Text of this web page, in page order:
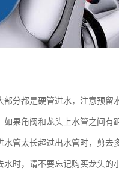
分都是硬管进水，注意预留
果角阀和龙头上水管之间有
管太长超过出水管时，剪去
时，请不要忘记购买龙头